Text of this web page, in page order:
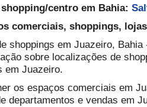
shopping/centro em Bahia:
comerciais, shoppings,
shoppings em Juazeiro,
sobre localizações de
em Juazeiro.
os espaços comerciais em
departamentos e vendas em